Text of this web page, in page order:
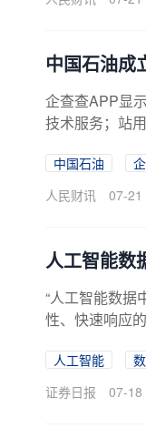
中国石油成
企查查APP显
技术服务；站
中国石油
人民财讯
07-21
人工智能数
“人工智能数据
性、快速响应
人工智能
证券日报
07-18